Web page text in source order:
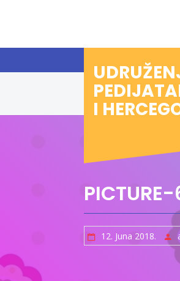
I
12. Juna 2018.